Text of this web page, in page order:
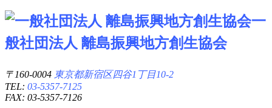
一
般社団法人 離島振興地方創生協会
〒160-0004 東京都新宿区四谷1丁目10-2
TEL: 03-5357-7125
FAX: 03-5357-7126